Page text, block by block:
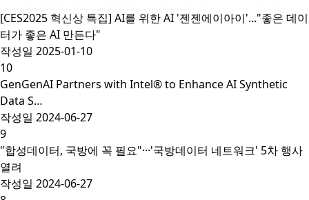
[CES2025 혁신상 특집] AI를 위한 AI '젠젠에이아이'..."좋은 데이
터가 좋은 AI 만든다"
작성일 2025-01-10
10
GenGenAI Partners with Intel® to Enhance AI Synthetic
Data S…
작성일 2024-06-27
9
"합성데이터, 국방에 꼭 필요"···'국방데이터 네트워크' 5차 행사
열려
작성일 2024-06-27